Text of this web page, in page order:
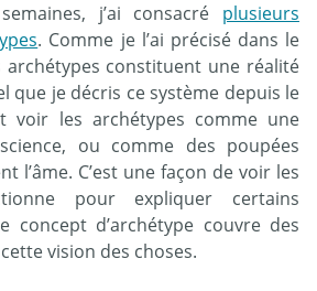
j’ai consacré plusieurs
. Comme je l’ai précisé dans le
constituent une réalité
que je décris ce système depuis le
voir les archétypes comme une
ou comme des poupées
l’âme. C’est une façon de voir les
pour expliquer certains
concept d’archétype couvre des
vision des choses.